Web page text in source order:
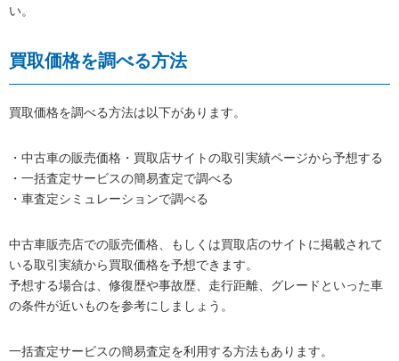
い。
買取価格を調べる方法
買取価格を調べる方法は以下があります。
・中古車の販売価格・買取店サイトの取引実績ページから予想する
・一括査定サービスの簡易査定で調べる
・車査定シミュレーションで調べる
中古車販売店での販売価格、もしくは買取店のサイトに掲載されて
いる取引実績から買取価格を予想できます。
予想する場合は、修復歴や事故歴、走行距離、グレードといった車
の条件が近いものを参考にしましょう。
一括査定サービスの簡易査定を利用する方法もあります。